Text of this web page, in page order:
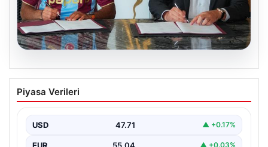
Trabzonspor Salah’ın maliyetini
açıkladı!
Piyasa Verileri
USD 47.71 ▲ +0.17%
EUR 55.04 ▲ +0.03%